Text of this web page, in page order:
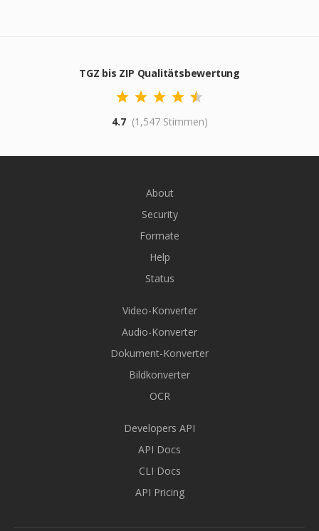
TGZ bis ZIP Qualitätsbewertung
4.7 (1,547 Stimmen)
About
Security
Formate
Help
Status
Video-Konverter
Audio-Konverter
Dokument-Konverter
Bildkonverter
OCR
Developers API
API Docs
CLI Docs
API Pricing